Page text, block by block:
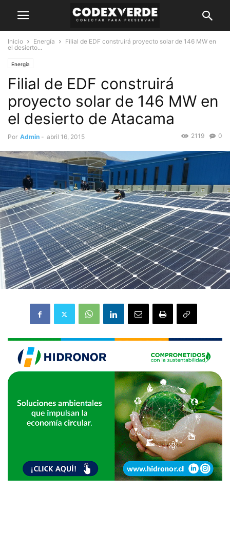
Inicio Energía
Filial de EDF construirá proyecto solar de 146 MW en
el desierto...
Energía
Filial de EDF construirá
proyecto solar de 146 MW en
el desierto de Atacama
Por Admin - abril 16, 2015 0
2119